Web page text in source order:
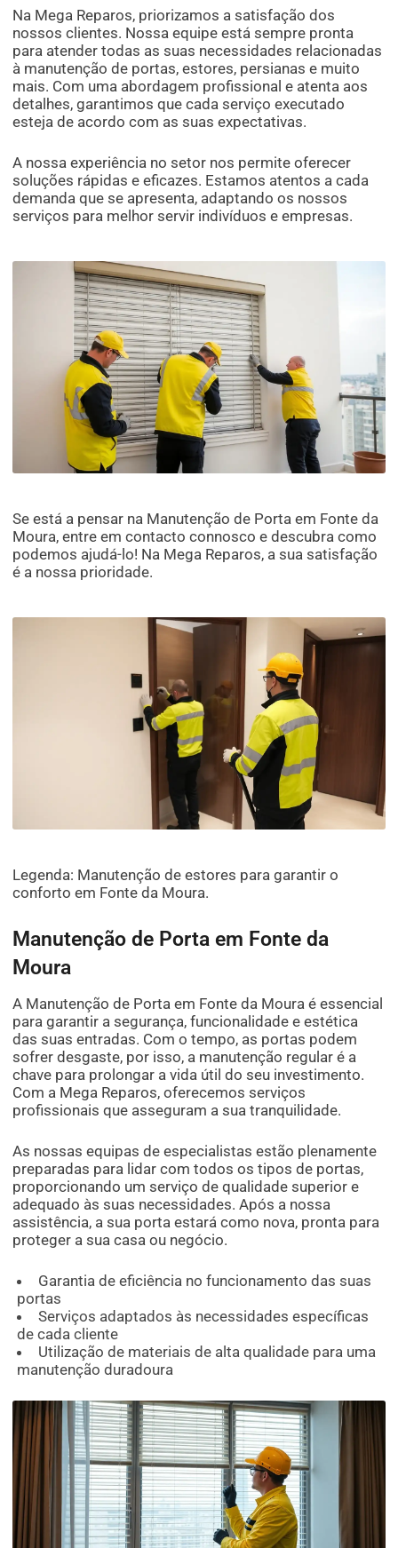
Na Mega Reparos, priorizamos a satisfação dos
nossos clientes. Nossa equipe está sempre pronta
para atender todas as suas necessidades relacionadas
à manutenção de portas, estores, persianas e muito
mais. Com uma abordagem profissional e atenta aos
detalhes, garantimos que cada serviço executado
esteja de acordo com as suas expectativas.
A nossa experiência no setor nos permite oferecer
soluções rápidas e eficazes. Estamos atentos a cada
demanda que se apresenta, adaptando os nossos
serviços para melhor servir indivíduos e empresas.
Se está a pensar na Manutenção de Porta em Fonte da
Moura, entre em contacto connosco e descubra como
podemos ajudá-lo! Na Mega Reparos, a sua satisfação
é a nossa prioridade.
Legenda: Manutenção de estores para garantir o
conforto em Fonte da Moura.
Manutenção de Porta em Fonte da
Moura
A Manutenção de Porta em Fonte da Moura é essencial
para garantir a segurança, funcionalidade e estética
das suas entradas. Com o tempo, as portas podem
sofrer desgaste, por isso, a manutenção regular é a
chave para prolongar a vida útil do seu investimento.
Com a Mega Reparos, oferecemos serviços
profissionais que asseguram a sua tranquilidade.
As nossas equipas de especialistas estão plenamente
preparadas para lidar com todos os tipos de portas,
proporcionando um serviço de qualidade superior e
adequado às suas necessidades. Após a nossa
assistência, a sua porta estará como nova, pronta para
proteger a sua casa ou negócio.
Garantia de eficiência no funcionamento das suas
portas
Serviços adaptados às necessidades específicas
de cada cliente
Utilização de materiais de alta qualidade para uma
manutenção duradoura